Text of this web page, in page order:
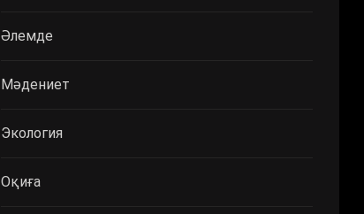
Әлемде
Мәдениет
Экология
Оқиға